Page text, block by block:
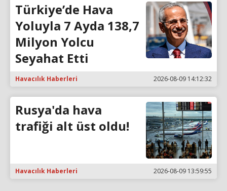
Türkiye’de Hava
Yoluyla 7 Ayda 138,7
Milyon Yolcu
Seyahat Etti
Havacılık Haberleri 2026-08-09 14:12:32
Rusya'da hava
trafiği alt üst oldu!
Havacılık Haberleri 2026-08-09 13:59:55